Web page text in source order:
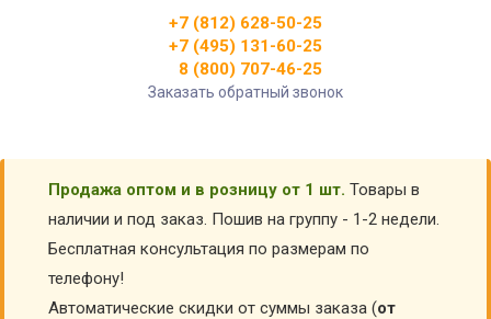
+7 (812) 628-50-25
+7 (495) 131-60-25
8 (800) 707-46-25
Заказать обратный звонок
Продажа оптом и в розницу от 1 шт. Товары в
наличии и под заказ. Пошив на группу - 1-2 недели.
Бесплатная консультация по размерам по
телефону!
Автоматические скидки от суммы заказа (от